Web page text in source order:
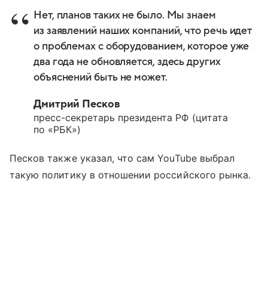
Нет, планов таких не было. Мы знаем
из заявлений наших компаний, что речь идет
о проблемах с оборудованием, которое уже
два года не обновляется, здесь других
объяснений быть не может.
Дмитрий Песков
пресс-секретарь президента РФ (цитата
по «РБК»)
Песков также указал, что сам YouTube выбрал
такую политику в отношении российского рынка.